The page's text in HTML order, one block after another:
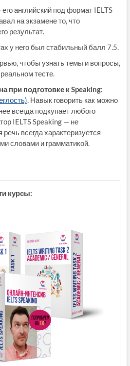
английский под формат IELTS
на экзамене то, что
результат.
у него был стабильный балл 7.5.
чтобы узнать темы и вопросы,
тесте.
при подготовке к Speaking:
. Навык говорить как можно
всегда подкупает любого
IELTS Speaking — не
всегда характеризуется
словами и грамматикой.
курсы: